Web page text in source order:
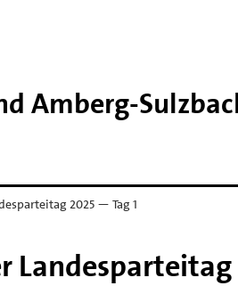
Amberg-​
2025 — Tag 1
Landesparteitag